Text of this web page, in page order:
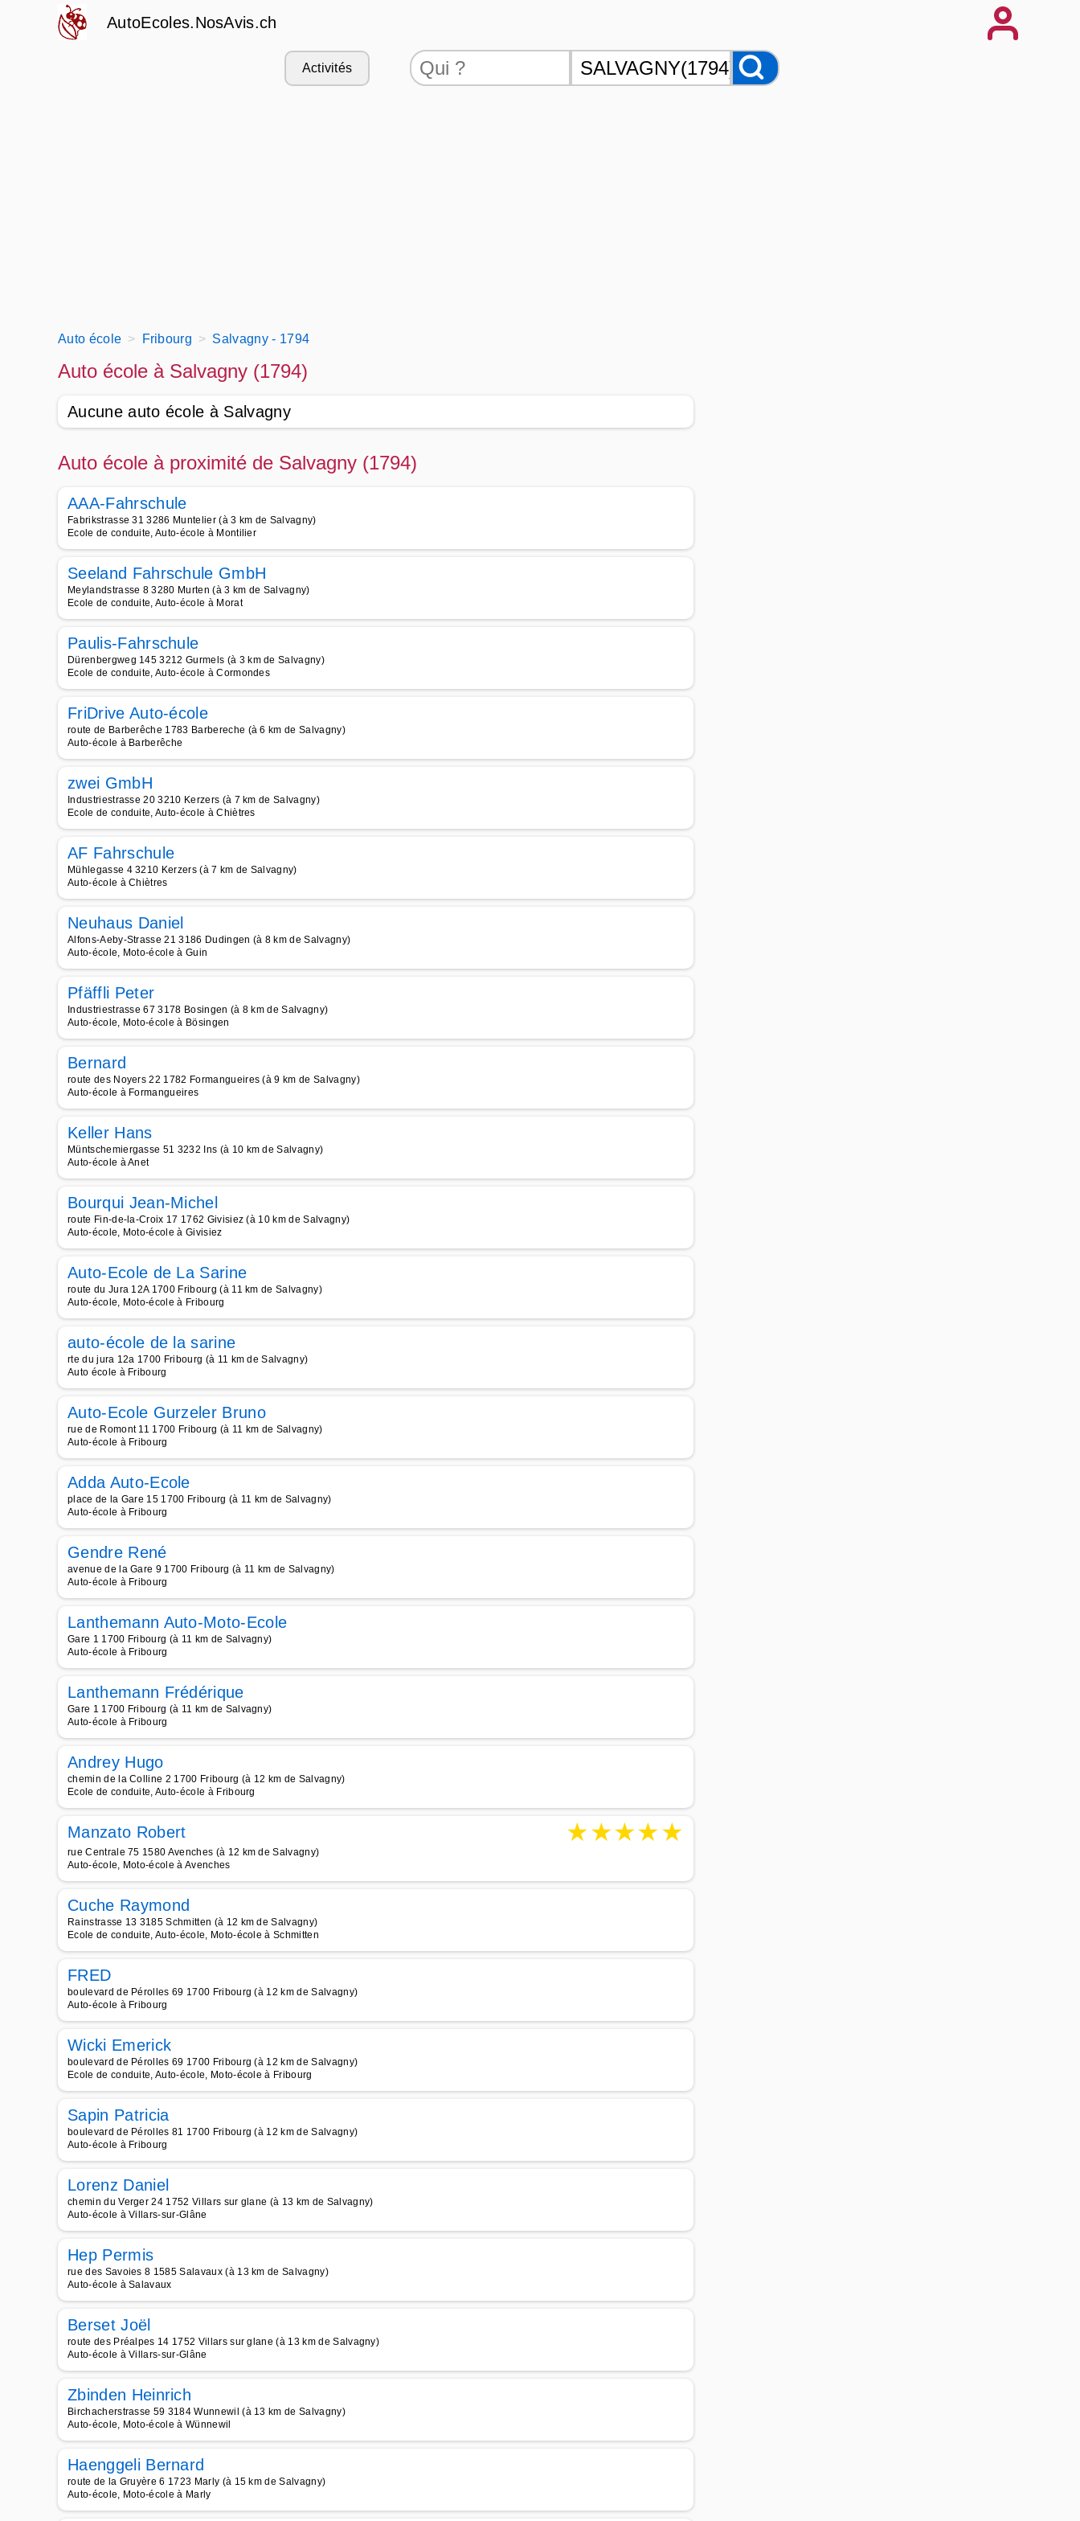
AutoEcoles.NosAvis.ch
Activités
Auto école Fribourg Salvagny - 1794
Auto école à Salvagny (1794)
Aucune auto école à Salvagny
Auto école à proximité de Salvagny (1794)
AAA-Fahrschule
Fabrikstrasse 31 3286 Muntelier (à 3 km de Salvagny)
Ecole de conduite, Auto-école à Montilier
Seeland Fahrschule GmbH
Meylandstrasse 8 3280 Murten (à 3 km de Salvagny)
Ecole de conduite, Auto-école à Morat
Paulis-Fahrschule
Dürenbergweg 145 3212 Gurmels (à 3 km de Salvagny)
Ecole de conduite, Auto-école à Cormondes
FriDrive Auto-école
route de Barberêche 1783 Barbereche (à 6 km de Salvagny)
Auto-école à Barberêche
zwei GmbH
Industriestrasse 20 3210 Kerzers (à 7 km de Salvagny)
Ecole de conduite, Auto-école à Chiètres
AF Fahrschule
Mühlegasse 4 3210 Kerzers (à 7 km de Salvagny)
Auto-école à Chiètres
Neuhaus Daniel
Alfons-Aeby-Strasse 21 3186 Dudingen (à 8 km de Salvagny)
Auto-école, Moto-école à Guin
Pfäffli Peter
Industriestrasse 67 3178 Bosingen (à 8 km de Salvagny)
Auto-école, Moto-école à Bösingen
Bernard
route des Noyers 22 1782 Formangueires (à 9 km de Salvagny)
Auto-école à Formangueires
Keller Hans
Müntschemiergasse 51 3232 Ins (à 10 km de Salvagny)
Auto-école à Anet
Bourqui Jean-Michel
route Fin-de-la-Croix 17 1762 Givisiez (à 10 km de Salvagny)
Auto-école, Moto-école à Givisiez
Auto-Ecole de La Sarine
route du Jura 12A 1700 Fribourg (à 11 km de Salvagny)
Auto-école, Moto-école à Fribourg
auto-école de la sarine
rte du jura 12a 1700 Fribourg (à 11 km de Salvagny)
Auto école à Fribourg
Auto-Ecole Gurzeler Bruno
rue de Romont 11 1700 Fribourg (à 11 km de Salvagny)
Auto-école à Fribourg
Adda Auto-Ecole
place de la Gare 15 1700 Fribourg (à 11 km de Salvagny)
Auto-école à Fribourg
Gendre René
avenue de la Gare 9 1700 Fribourg (à 11 km de Salvagny)
Auto-école à Fribourg
Lanthemann Auto-Moto-Ecole
Gare 1 1700 Fribourg (à 11 km de Salvagny)
Auto-école à Fribourg
Lanthemann Frédérique
Gare 1 1700 Fribourg (à 11 km de Salvagny)
Auto-école à Fribourg
Andrey Hugo
chemin de la Colline 2 1700 Fribourg (à 12 km de Salvagny)
Ecole de conduite, Auto-école à Fribourg
Manzato Robert ★★★★★
rue Centrale 75 1580 Avenches (à 12 km de Salvagny)
Auto-école, Moto-école à Avenches
Cuche Raymond
Rainstrasse 13 3185 Schmitten (à 12 km de Salvagny)
Ecole de conduite, Auto-école, Moto-école à Schmitten
FRED
boulevard de Pérolles 69 1700 Fribourg (à 12 km de Salvagny)
Auto-école à Fribourg
Wicki Emerick
boulevard de Pérolles 69 1700 Fribourg (à 12 km de Salvagny)
Ecole de conduite, Auto-école, Moto-école à Fribourg
Sapin Patricia
boulevard de Pérolles 81 1700 Fribourg (à 12 km de Salvagny)
Auto-école à Fribourg
Lorenz Daniel
chemin du Verger 24 1752 Villars sur glane (à 13 km de Salvagny)
Auto-école à Villars-sur-Glâne
Hep Permis
rue des Savoies 8 1585 Salavaux (à 13 km de Salvagny)
Auto-école à Salavaux
Berset Joël
route des Préalpes 14 1752 Villars sur glane (à 13 km de Salvagny)
Auto-école à Villars-sur-Glâne
Zbinden Heinrich
Birchacherstrasse 59 3184 Wunnewil (à 13 km de Salvagny)
Auto-école, Moto-école à Wünnewil
Haenggeli Bernard
route de la Gruyère 6 1723 Marly (à 15 km de Salvagny)
Auto-école, Moto-école à Marly